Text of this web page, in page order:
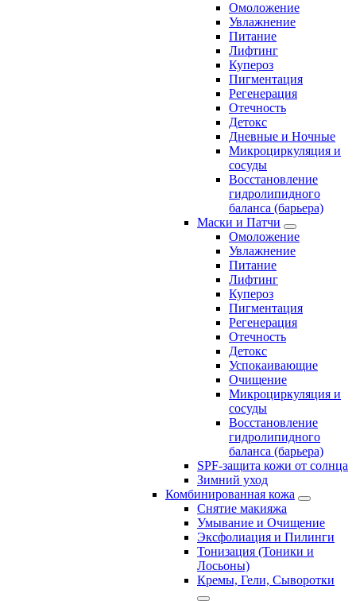
Омоложение
Увлажнение
Питание
Лифтинг
Купероз
Пигментация
Регенерация
Отечность
Детокс
Дневные и Ночные
Микроциркуляция и
сосуды
Восстановление
гидролипидного
баланса (барьера)
Маски и Патчи
Омоложение
Увлажнение
Питание
Лифтинг
Купероз
Пигментация
Регенерация
Отечность
Детокс
Успокаивающие
Очищение
Микроциркуляция и
сосуды
Восстановление
гидролипидного
баланса (барьера)
SPF-защита кожи от солнца
Зимний уход
Комбинированная кожа
Снятие макияжа
Умывание и Очищение
Эксфолиация и Пилинги
Тонизация (Тоники и
Лосьоны)
Кремы, Гели, Сыворотки